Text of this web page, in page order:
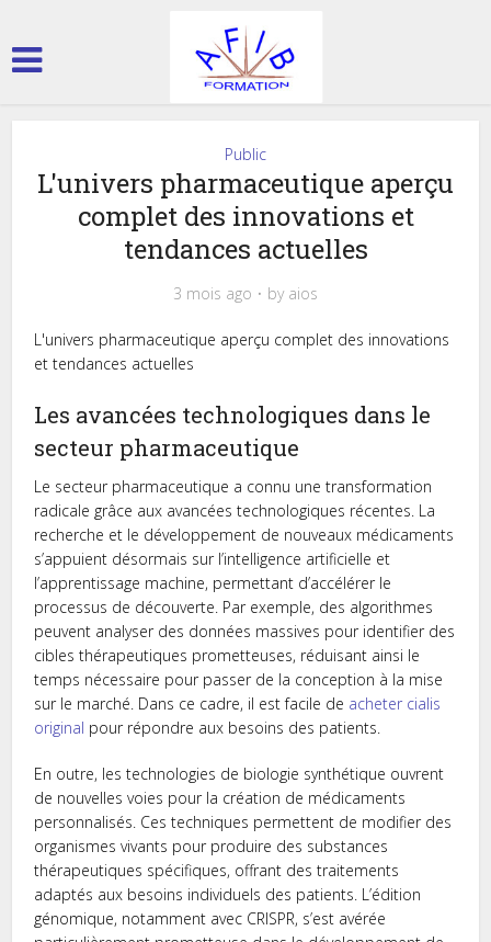
Public
L'univers pharmaceutique aperçu
complet des innovations et
tendances actuelles
3 mois ago by aios
L'univers pharmaceutique aperçu complet des innovations
et tendances actuelles
Les avancées technologiques dans le
secteur pharmaceutique
Le secteur pharmaceutique a connu une transformation
radicale grâce aux avancées technologiques récentes. La
recherche et le développement de nouveaux médicaments
s’appuient désormais sur l’intelligence artificielle et
l’apprentissage machine, permettant d’accélérer le
processus de découverte. Par exemple, des algorithmes
peuvent analyser des données massives pour identifier des
cibles thérapeutiques prometteuses, réduisant ainsi le
temps nécessaire pour passer de la conception à la mise
sur le marché. Dans ce cadre, il est facile de acheter cialis
original pour répondre aux besoins des patients.
En outre, les technologies de biologie synthétique ouvrent
de nouvelles voies pour la création de médicaments
personnalisés. Ces techniques permettent de modifier des
organismes vivants pour produire des substances
thérapeutiques spécifiques, offrant des traitements
adaptés aux besoins individuels des patients. L’édition
génomique, notamment avec CRISPR, s’est avérée